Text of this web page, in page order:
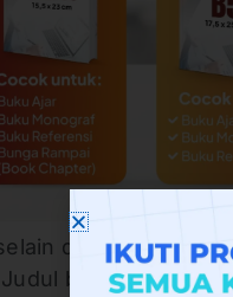
dari cover, hal
buku yang